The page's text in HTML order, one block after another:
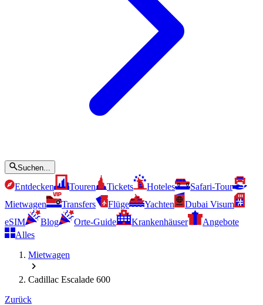
Suchen...
Entdecken Touren Tickets Hoteles
Safari-Tour
Mietwagen
Transfers Flüge Yachten
Dubai Visum
eSIM
Blog Orte-Guide Krankenhäuser
Angebote
Alles
Mietwagen
Cadillac Escalade 600
Zurück